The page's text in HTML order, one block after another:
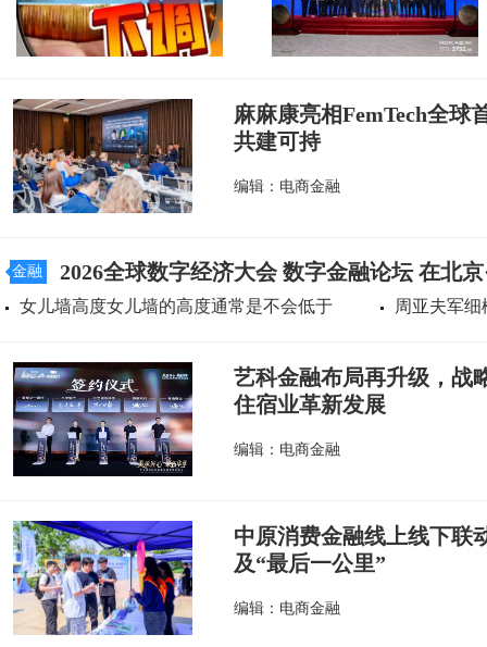
麻麻康亮相FemTech全球
共建可持
编辑：电商金融
金融 2026全球数字经济大会 数字金融论坛 在北
女儿墙高度女儿墙的高度通常是不会低于 周亚夫军
艺科金融布局再升级，战
住宿业革新发展
编辑：电商金融
中原消费金融线上线下联
及“最后一公里”
编辑：电商金融